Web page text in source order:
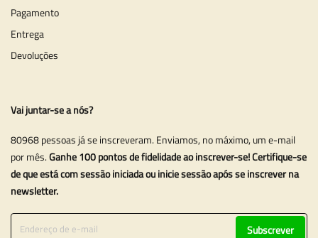
Pagamento
Entrega
Devoluções
Vai juntar-se a nós?
80968 pessoas já se inscreveram. Enviamos, no máximo, um e-mail
por mês.Ganhe 100 pontos de fidelidade ao inscrever-se! Certifique-se
de que está com sessão iniciada ou inicie sessão após se inscrever na
newsletter.
Subscrever